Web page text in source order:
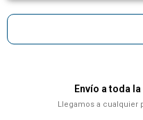
Envío a toda
Llegamos a cualquier